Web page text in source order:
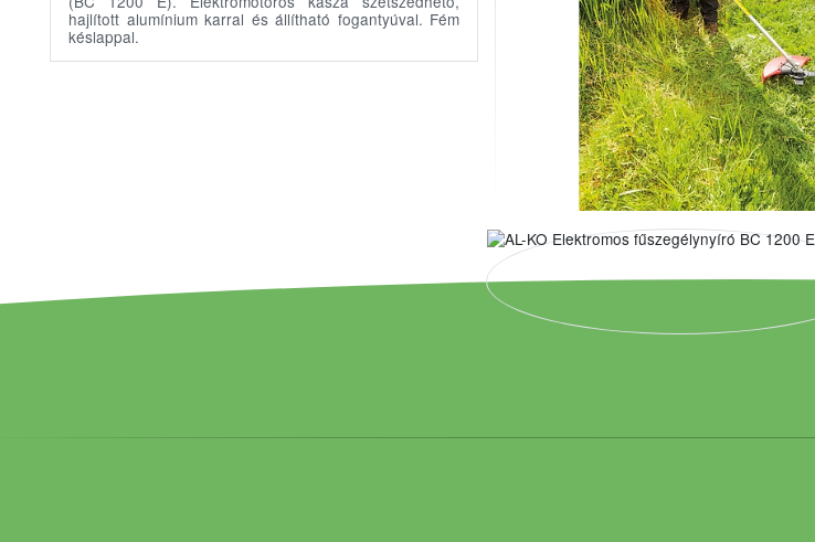
hajlított alumínium karral és állítható fogantyúval. Fém
késlappal.